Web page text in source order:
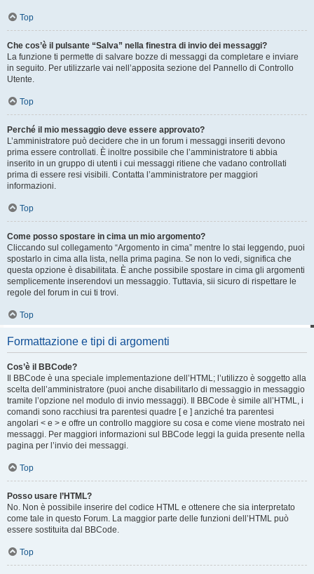
Top
Che cos’è il pulsante “Salva” nella finestra di invio dei messaggi?
La funzione ti permette di salvare bozze di messaggi da completare e inviare
in seguito. Per utilizzarle vai nell’apposita sezione del Pannello di Controllo
Utente.
Top
Perché il mio messaggio deve essere approvato?
L’amministratore può decidere che in un forum i messaggi inseriti devono
prima essere controllati. È inoltre possibile che l’amministratore ti abbia
inserito in un gruppo di utenti i cui messaggi ritiene che vadano controllati
prima di essere resi visibili. Contatta l’amministratore per maggiori
informazioni.
Top
Come posso spostare in cima un mio argomento?
Cliccando sul collegamento “Argomento in cima” mentre lo stai leggendo, puoi
spostarlo in cima alla lista, nella prima pagina. Se non lo vedi, significa che
questa opzione è disabilitata. È anche possibile spostare in cima gli argomenti
semplicemente inserendovi un messaggio. Tuttavia, sii sicuro di rispettare le
regole del forum in cui ti trovi.
Top
Formattazione e tipi di argomenti
Cos’è il BBCode?
Il BBCode è una speciale implementazione dell’HTML; l’utilizzo è soggetto alla
scelta dell’amministratore (puoi anche disabilitarlo di messaggio in messaggio
tramite l’opzione nel modulo di invio messaggi). Il BBCode è simile all’HTML, i
comandi sono racchiusi tra parentesi quadre [ e ] anziché tra parentesi
angolari < e > e offre un controllo maggiore su cosa e come viene mostrato nei
messaggi. Per maggiori informazioni sul BBCode leggi la guida presente nella
pagina per l’invio dei messaggi.
Top
Posso usare l’HTML?
No. Non è possibile inserire del codice HTML e ottenere che sia interpretato
come tale in questo Forum. La maggior parte delle funzioni dell’HTML può
essere sostituita dal BBCode.
Top